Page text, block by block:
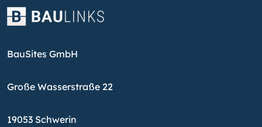
BauSites GmbH
Große Wasserstraße 22
19053 Schwerin